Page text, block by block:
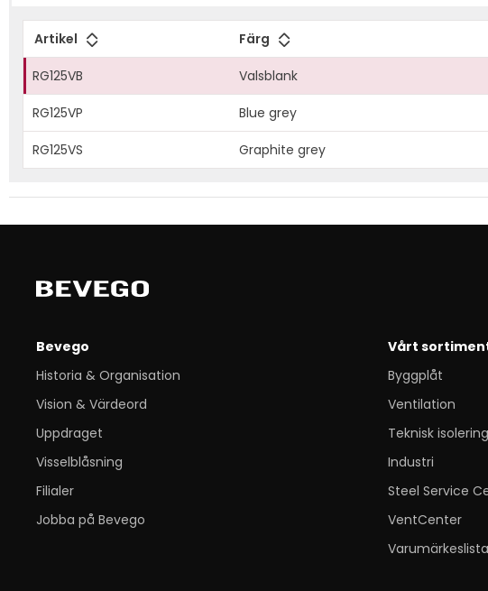
Artikel Färg
RG125VB Valsblank
RG125VP Blue grey
RG125VS Graphite grey
Bevego
Historia & Organisation
Vision & Värdeord
Uppdraget
Visselblåsning
Filialer
Jobba på Bevego
Vårt
Byggplåt
Ventilation
Teknisk isolering
Industri
Steel Service
VentCenter
Varumärkeslista